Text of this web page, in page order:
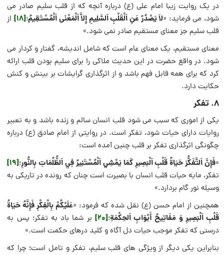
در یک روایت زیبا امام علی (ع) درباره آنچه که از قلب سلیم صادر می
شود، می فرماید: «لاَ يَصْدُرُ عَنِ اَلْقَلْبِ اَلسَّلِيمِ إِلاَّ اَلْمَعْنَى اَلْمُسْتَقِيمُ؛[18]
از
قلب سلیم جز معنای مستقیم صادر نمی شود.»
معنای مستقیم، یک معنای عام است که شامل اندیشه، گفتار و کردار می
شود. در واقع حضرت در این حدیث ملاکی را برای سلیم بودن قلب ارائه
کرد که برای همه قابل فهم باشد و از اثرگذاری گرایشات بر بینش و کنش
حکایت دارد.
۸. تفکر
یکی از اموری که سبب می شود قلب انسان سالم و زنده باشد و به تعبیر
روایات دارای حیات شود، تفکر است. در روایتی از امام صادق (ع) درباره
چگونگی اثرگذاری تفکر بر قلب چنین آمده است:
«فَإِنَّ اَلتَّفَكُّرَ حَيَاةُ قَلْبِ اَلْبَصِيرِ كَمَا يَمْشِي اَلْمُسْتَنِيرُ فِي اَلظُّلُمَاتِ بِالنُّورِ؛[19]
تفکر، مایه حیات قلب انسان با بصیرت است چنان که رونده در تاریکی به
وسیله نور گام بردارد.»
همچنین از امام حسن (ع) نقل شده که فرمود: «عَلَيْكُمْ بِالْفِكْرِ فَإِنَّهُ حَيَاةُ
قَلْبِ اَلْبَصِيرِ وَ مَفَاتِيحُ أَبْوَابِ اَلحِكْمَةِ؛[20]
بر شما باد به تفکر؛ پس به
درستی که تفکر موجب حیات دل آگاه و کلید درهای حکمت است.»
بنابراین یکی دیگر از ویژگی های قلب سلیم، تفکر و تامل است؛ چرا که